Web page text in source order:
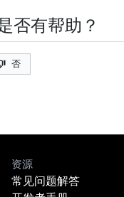
否有帮助？
否
资源
常见问题解答